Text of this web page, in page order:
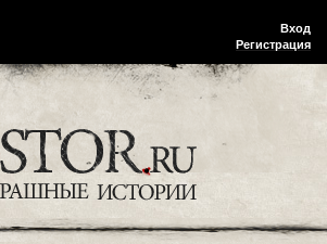
Вход
Регистрация